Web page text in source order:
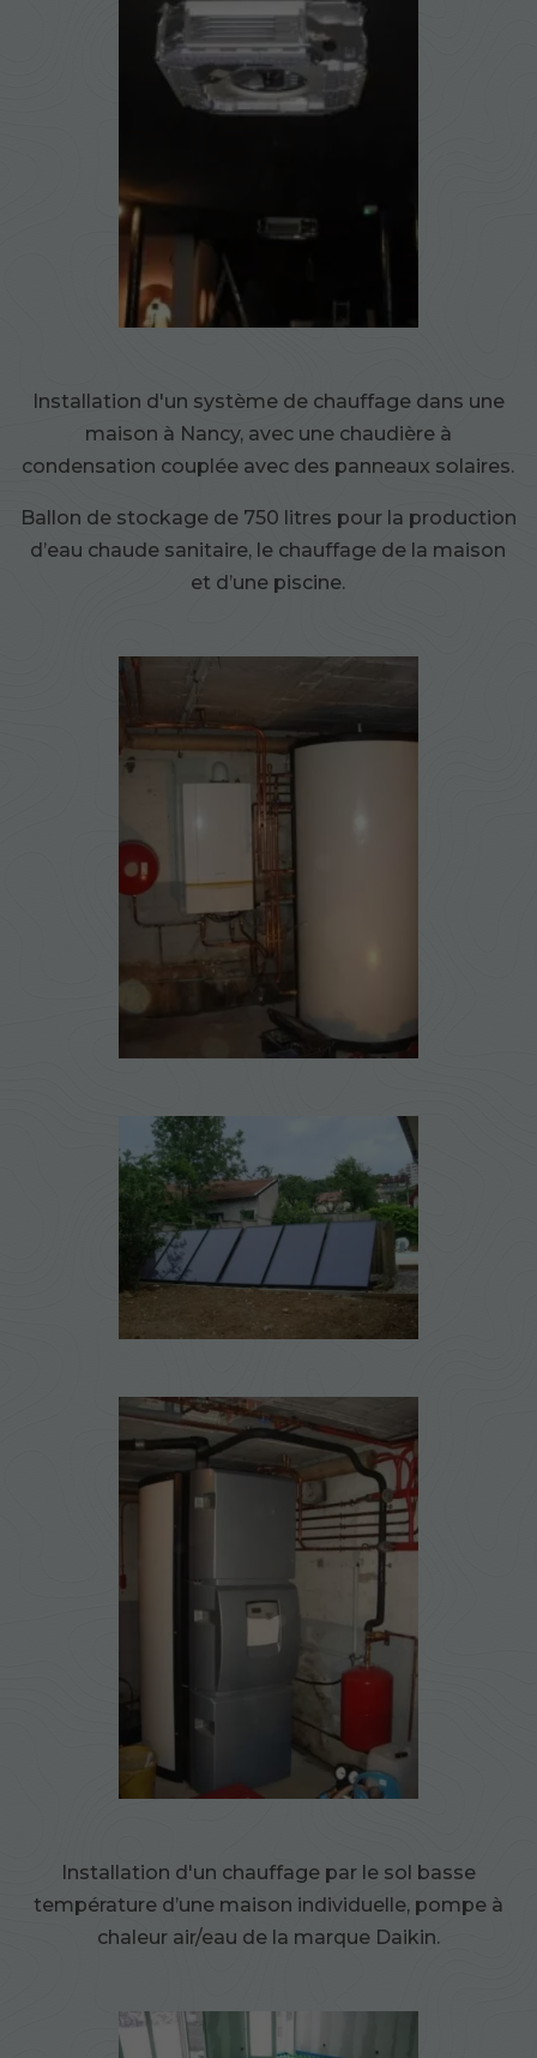
Installation d'un système de chauffage dans une
maison à Nancy, avec une chaudière à
condensation couplée avec des panneaux solaires.
Ballon de stockage de 750 litres pour la production
d’eau chaude sanitaire, le chauffage de la maison
et d’une piscine.
Installation d'un chauffage par le sol basse
température d’une maison individuelle, pompe à
chaleur air/eau de la marque Daikin.